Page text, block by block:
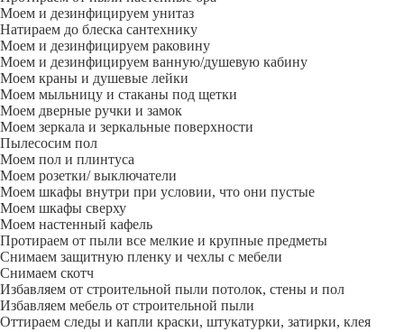
Моем и дезинфицируем унитаз
Натираем до блеска сантехнику
Моем и дезинфицируем раковину
Моем и дезинфицируем ванную/душевую кабину
Моем краны и душевые лейки
Моем мыльницу и стаканы под щетки
Моем дверные ручки и замок
Моем зеркала и зеркальные поверхности
Пылесосим пол
Моем пол и плинтуса
Моем розетки/ выключатели
Моем шкафы внутри при условии, что они пустые
Моем шкафы сверху
Моем настенный кафель
Протираем от пыли все мелкие и крупные предметы
Снимаем защитную пленку и чехлы с мебели
Снимаем скотч
Избавляем от строительной пыли потолок, стены и пол
Избавляем мебель от строительной пыли
Оттираем следы и капли краски, штукатурки, затирки, клея